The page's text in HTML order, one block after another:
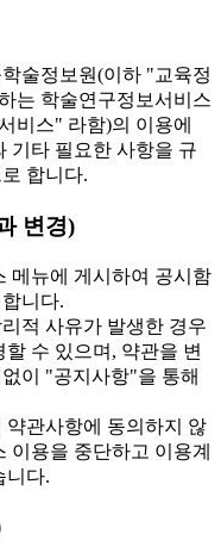
술정보원(이하 "교육정
는 학술연구정보서비스
비스" 라함)의 이용에
기타 필요한 사항을 규
합니다.
변경)
메뉴에 게시하여 공시함
니다.
적 사유가 발생한 경우
수 있으며, 약관을 변
이 "공지사항"을 통해
관사항에 동의하지 않
이용을 중단하고 이용계
니다.